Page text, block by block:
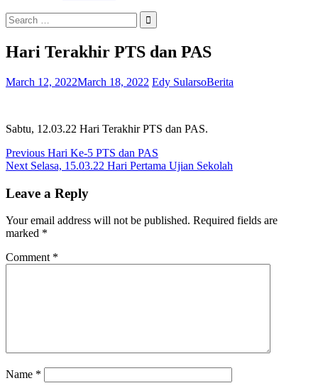
Search
for:
Hari Terakhir PTS dan PAS
March 12, 2022March 18, 2022 Edy SularsoBerita
Sabtu, 12.03.22 Hari Terakhir PTS dan PAS.
Post
navigation
Previous Previous
post:
Hari Ke-5 PTS dan PAS
Next Next
Selasa, 15.03.22 Hari Pertama Ujian Sekolah
Leave a Reply
Your email address will not be published. Required fields are
marked *
Comment *
Name *